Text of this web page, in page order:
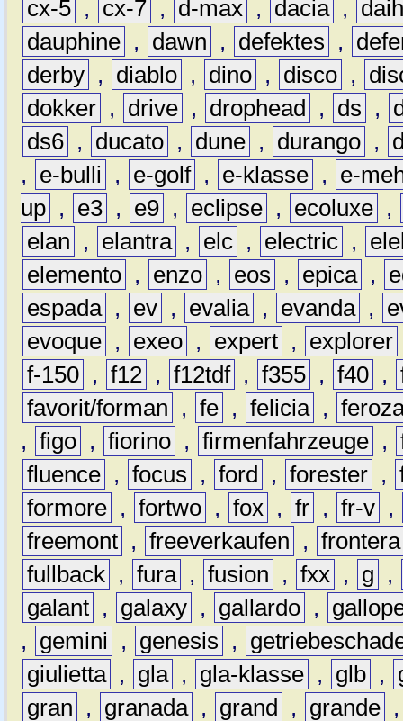
cx-5 , cx-7 , d-max , dacia ,
dauphine , dawn , defektes ,
derby , diablo , dino , disco ,
dokker , drive , drophead , ds ,
ds6 , ducato , dune , durango ,
,
e-bulli , e-golf , e-klasse ,
e-
up , e3 , e9 , eclipse , ecoluxe ,
elan
, elantra , elc , electric ,
elemento , enzo , eos , epica ,
espada , ev , evalia , evanda ,
evoque , exeo , expert , explorer
f-150 , f12 , f12tdf , f355 , f40 ,
favorit/forman
, fe , felicia ,
, figo , fiorino , firmenfahrzeuge ,
fluence , focus , ford , forester ,
formore , fortwo , fox , fr , fr-v ,
freemont , freeverkaufen , frontera
fullback , fura , fusion , fxx , g
,
galant , galaxy , gallardo ,
,
gemini , genesis ,
giulietta , gla , gla-klasse , glb ,
gran
, granada , grand , grande